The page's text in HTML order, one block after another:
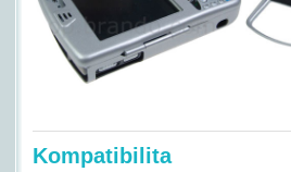
Kompatibilita